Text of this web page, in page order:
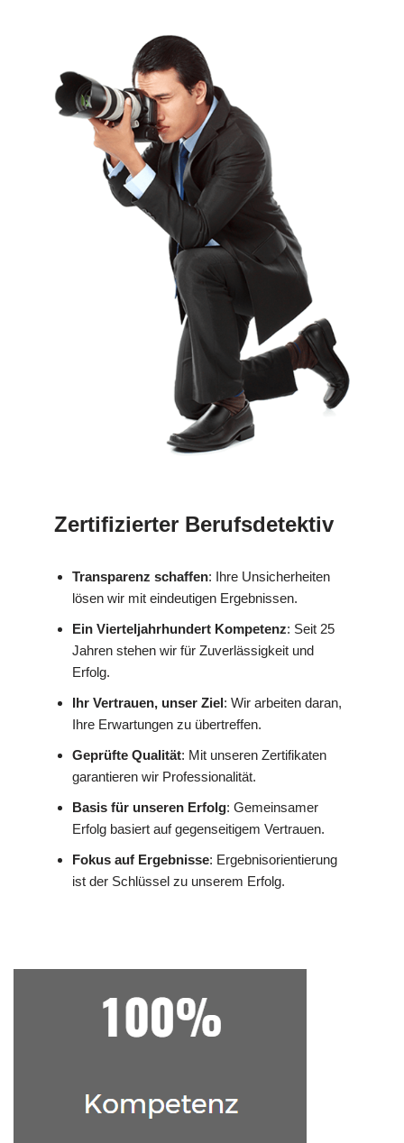
Zertifizierter Berufsdetektiv
Transparenz schaffen: Ihre Unsicherheiten
lösen wir mit eindeutigen Ergebnissen.
Ein Vierteljahrhundert Kompetenz: Seit 25
Jahren stehen wir für Zuverlässigkeit und
Erfolg.
Ihr Vertrauen, unser Ziel: Wir arbeiten daran,
Ihre Erwartungen zu übertreffen.
Geprüfte Qualität: Mit unseren Zertifikaten
garantieren wir Professionalität.
Basis für unseren Erfolg: Gemeinsamer
Erfolg basiert auf gegenseitigem Vertrauen.
Fokus auf Ergebnisse: Ergebnisorientierung
ist der Schlüssel zu unserem Erfolg.